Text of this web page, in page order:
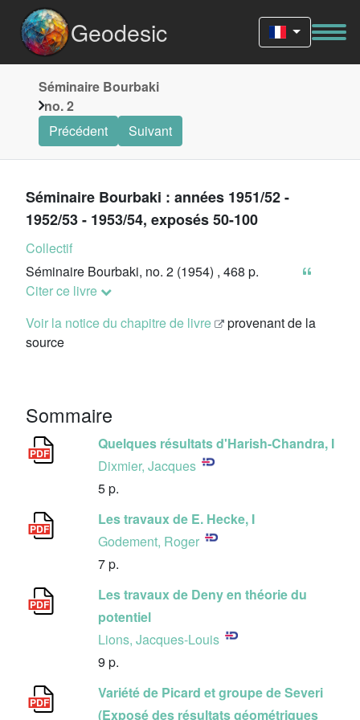
Geodesic
Séminaire Bourbaki
no. 2
Précédent
Suivant
Séminaire Bourbaki : années 1951/52 -
1952/53 - 1953/54, exposés 50-100
Collectif
Séminaire Bourbaki, no. 2 (1954) , 468 p.
Citer ce livre
Voir la notice du chapitre de livre
provenant de la
source
Sommaire
Quelques résultats d'Harish-Chandra, I
Dixmier, Jacques
5 p.
Les travaux de E. Hecke, I
Godement, Roger
7 p.
Les travaux de Deny en théorie du
potentiel
Lions, Jacques-Louis
9 p.
Variété de Picard et groupe de Severi
(Exposé des résultats géométriques